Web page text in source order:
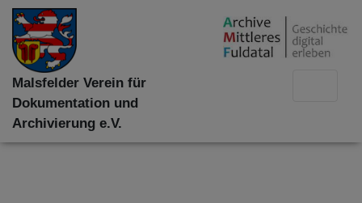
Malsfelder Verein für
Dokumentation und
Archivierung e.V.